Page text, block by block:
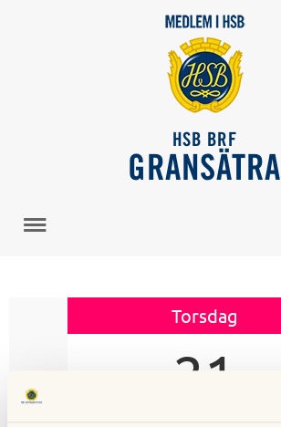
HSB BRF
GRANSÄTRA
Torsdag
21